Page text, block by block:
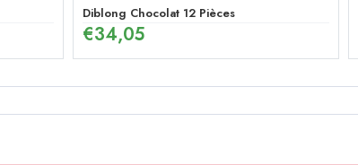
pour HommeDiblong Chocolat 12 Pièces
€34,05